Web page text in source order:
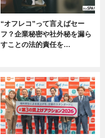
“オフレコ”って言えばセー
フ？企業秘密や社外秘を漏ら
すことの法的責任を…